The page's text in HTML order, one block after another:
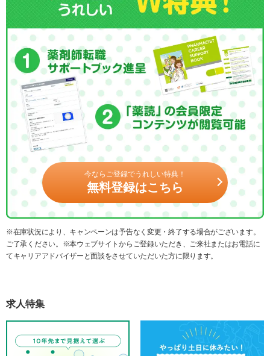
今ならご登録でうれしい特典！
無料登録はこちら
※在庫状況により、キャンペーンは予告なく変更・終了する場合がございます。
ご了承ください。※本ウェブサイトからご登録いただき、ご来社またはお電話に
てキャリアアドバイザーと面談をさせていただいた方に限ります。
求人特集